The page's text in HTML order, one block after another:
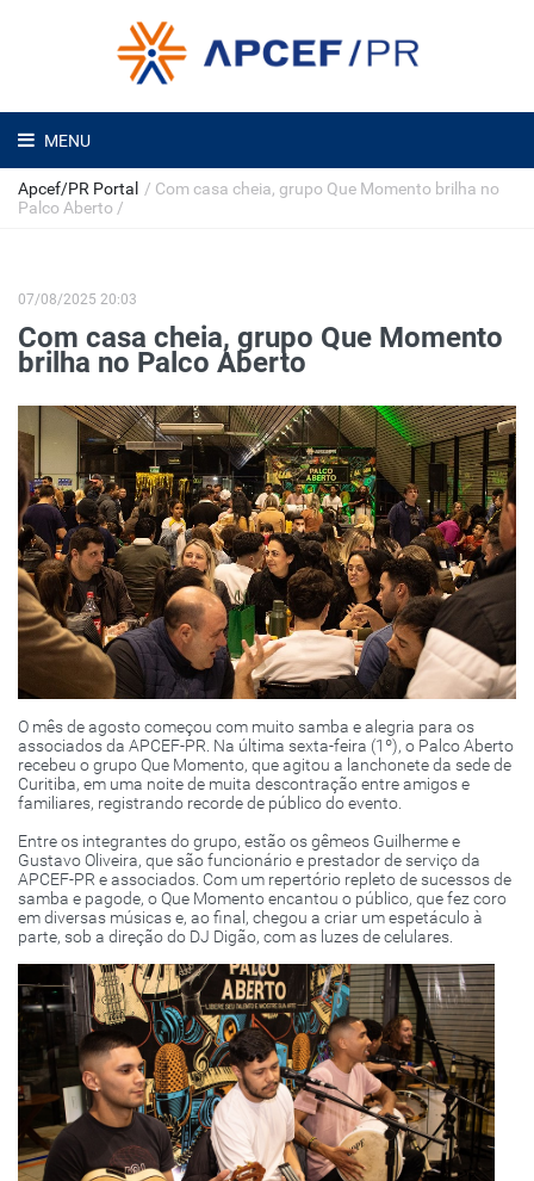
MENU
Apcef/PR Portal / Com casa cheia, grupo Que Momento brilha no
Palco Aberto /
07/08/2025 20:03
Com casa cheia, grupo Que Momento
brilha no Palco Aberto
O mês de agosto começou com muito samba e alegria para os
associados da APCEF-PR. Na última sexta-feira (1º), o Palco Aberto
recebeu o grupo Que Momento, que agitou a lanchonete da sede de
Curitiba, em uma noite de muita descontração entre amigos e
familiares, registrando recorde de público do evento.
Entre os integrantes do grupo, estão os gêmeos Guilherme e
Gustavo Oliveira, que são funcionário e prestador de serviço da
APCEF-PR e associados. Com um repertório repleto de sucessos de
samba e pagode, o Que Momento encantou o público, que fez coro
em diversas músicas e, ao final, chegou a criar um espetáculo à
parte, sob a direção do DJ Digão, com as luzes de celulares.